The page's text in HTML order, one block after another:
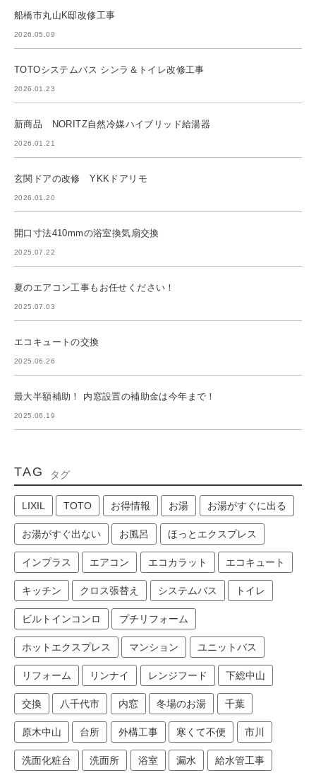
船橋市丸山K邸改修工事
2026.05.09
TOTOシステムバス シンラ＆トイレ改修工事
2026.01.23
新商品 NORITZ自然冷媒ハイブリッド給湯器
2026.01.21
玄関ドアの改修 YKKドアリモ
2026.01.20
開口寸法410mmの浴室換気扇交換
2025.07.22
夏のエアコン工事もお任せください！
2025.07.03
エコキュートの交換
2025.06.26
最大半額補助！ 内窓設置の補助金は今年まで！
2025.06.19
TAG タグ
LIXIL TOTO お得情報 お湯 お湯がすぐに出る
お湯がすぐ出ない お風呂 ほっとエクスプレス
インプラス エアコン エコカラット エコキュート
キッチン クロス張替え システムバス トイレ
ビルトインコンロ プチリフォーム
ホットエクスプレス マンション ユニットバス
リフォーム リンナイ レンジフード 下総中山
交換 八千代市 内窓 冬場のお湯 千葉
原木中山 台所 外構工事 寒くて不便 市川
洗面化粧台 洗面所 浴室 漏水 給水管工事